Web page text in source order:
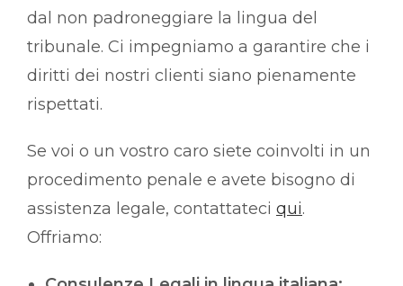
dal non padroneggiare la lingua del
tribunale. Ci impegniamo a garantire che i
diritti dei nostri clienti siano pienamente
rispettati.
Se voi o un vostro caro siete coinvolti in un
procedimento penale e avete bisogno di
assistenza legale, contattateci qui.
Offriamo: